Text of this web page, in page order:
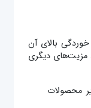
بالای آن
مزیت‌های دیگری
محصولات